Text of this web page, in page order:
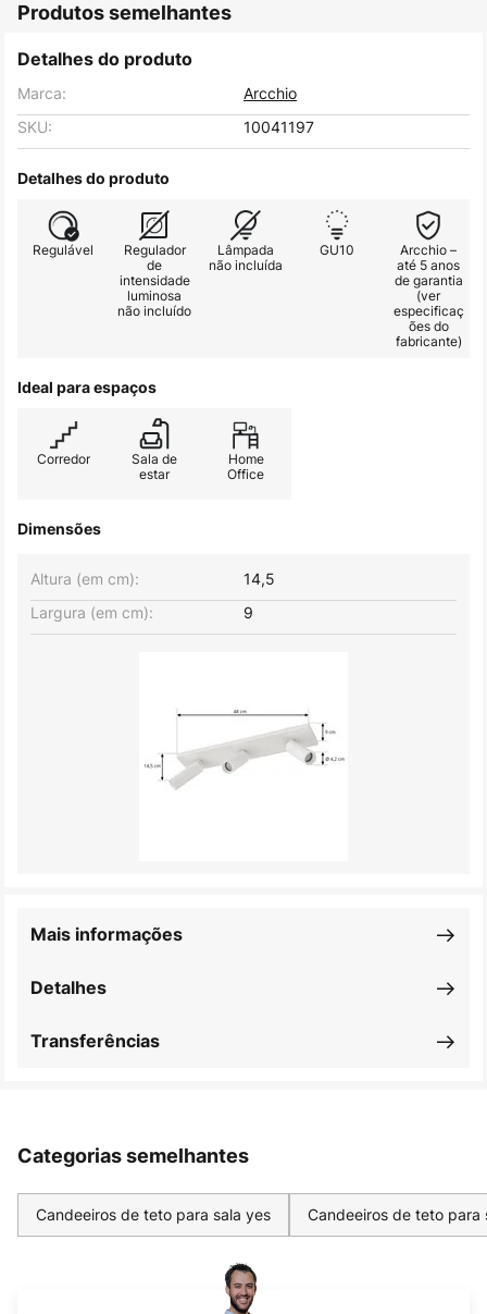
Produtos semelhantes
Detalhes do produto
Marca:
Arcchio
SKU:
10041197
Detalhes do produto
Regulável
Regulador
de
intensidade
luminosa
não incluído
Lâmpada
não incluída
GU10
Arcchio –
até 5 anos
de garantia
(ver
especificaç
ões do
fabricante)
Ideal para espaços
Corredor
Sala de
estar
Home
Office
Dimensões
Largura (em cm): 9
Altura (em cm): 14,5
Detalhes
Mais informações
Transferências
Categorias semelhantes
Candeeiros de teto para sala yes Candeeiros de teto para